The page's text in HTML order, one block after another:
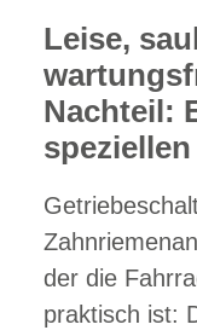
Leise,
Nachteil:
der die
praktisch ist: